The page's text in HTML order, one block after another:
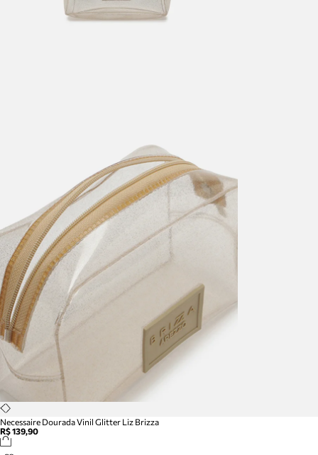
Necessaire Dourada Vinil Glitter Liz Brizza
R$ 139,90